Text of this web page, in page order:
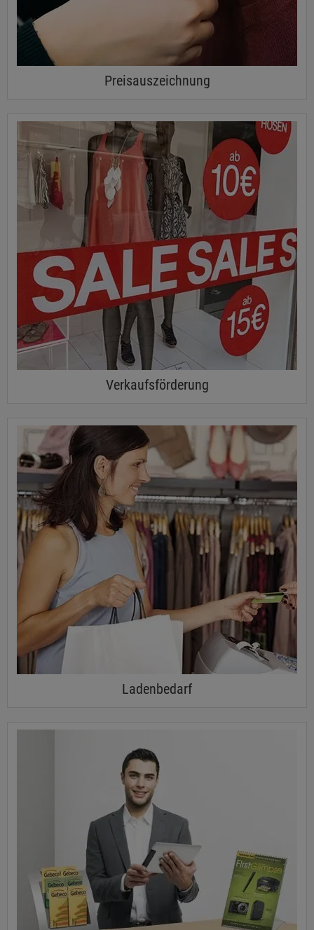
Preisauszeichnung
Verkaufsförderung
Ladenbedarf